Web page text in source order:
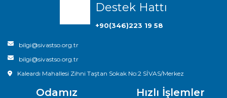
Destek Hattı
+90(346)223 19 58
bilgi@sivastso.org.tr
bilgi@sivastso.org.tr
Kaleardı Mahallesi Zihni Taştan Sokak No:2 SİVAS/Merkez
Odamız Hızlı İşlemler